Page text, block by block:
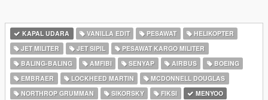
KAPAL UDARA VANILLA EDIT PESAWAT
HELIKOPTER
JET MILITER
JET SIPIL
PESAWAT KARGO MILITER
BALING-BALING
AMFIBI SENYAP AIRBUS
BOEING
EMBRAER
LOCKHEED MARTIN
MCDONNELL DOUGLAS
NORTHROP GRUMMAN
SIKORSKY FIKSI MENYOO